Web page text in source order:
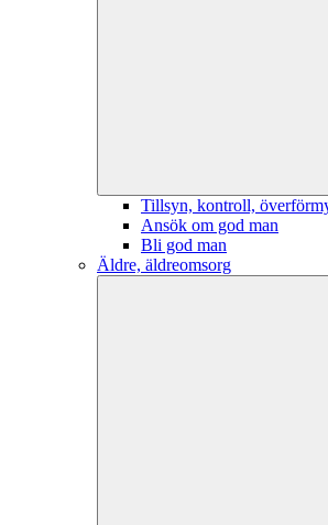
Tillsyn, kontroll,
Ansök om god man
Bli god man
Äldre, äldreomsorg